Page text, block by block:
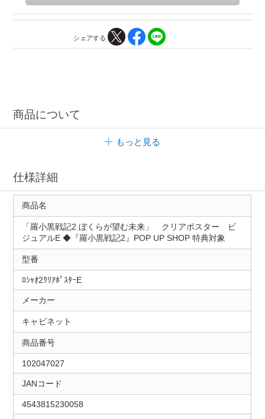
シェアする
商品について
もっと見る
仕様詳細
商品名
「羅小黒戦記2 ぼくらが望む未来」 クリアポスター ビ
ジュアルE ◆『羅小黒戦記2』POP UP SHOP 特典対象
型番
ﾛｼｬｵ2ｸﾘｱﾎﾟｽﾀｰE
メーカー
キャビネット
商品番号
102047027
JANコード
4543815230058